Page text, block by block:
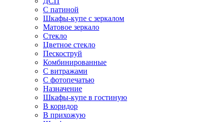
С патиной
Шкафы-купе с зеркалом
Матовое зеркало
Стекло
Цветное стекло
Пескоструй
Комбинированные
С витражами
С фотопечатью
Назначение
Шкафы-купе в гостиную
В коридор
В прихожую